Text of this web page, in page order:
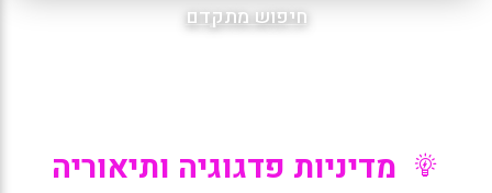
חיפוש מתקדם
מדיניות פדגוגיה ותיאוריה